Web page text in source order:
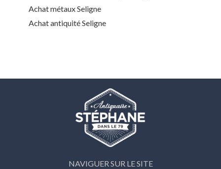
Achat métaux Seligne
Achat antiquité Seligne
NAVIGUER SUR LE SITE